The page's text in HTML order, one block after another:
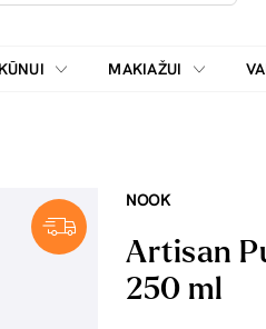
MAKIAŽUI
NOOK
Artisan
250 ml